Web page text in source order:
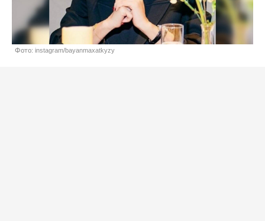
Фото: instagram/bayanmaxatkyzy